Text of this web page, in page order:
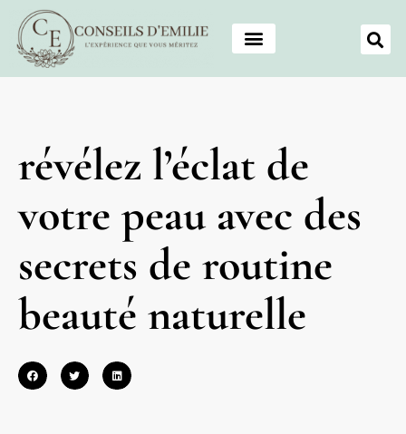
révélez l’éclat de
votre peau avec des
secrets de routine
beauté naturelle